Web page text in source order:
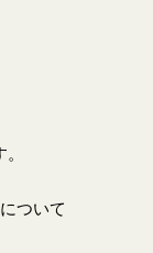
ついて